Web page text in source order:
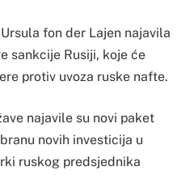
fon der Lajen najavila
sankcije Rusiji, koje će
protiv uvoza ruske nafte.
najavile su novi paket
novih investicija u
ruskog predsjednika